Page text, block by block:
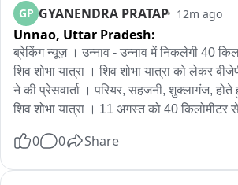
GP GYANENDRA PRATAP 12m ago
Unnao, Uttar Pradesh:
ब्रेकिंग न्यूज़ । उन्नाव - उन्नाव में निकलेगी 40
शिव शोभा यात्रा । शिव शोभा यात्रा को लेकर
ने की प्रेसवार्ता । परियर, सहजनी, शुक्लागंज, होते
शिव शोभा यात्रा । 11 अगस्त को 40 किलोमीटर से
उन्नाव की अब तक की सबसे लंबी शोभा यात्रा
0 0 Share